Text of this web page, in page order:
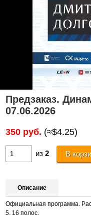
Предзаказ.
07.06.2026
350 руб. (≈$4.25)
из 2 В
Описание
Официальная программа.
5, 16 полос.